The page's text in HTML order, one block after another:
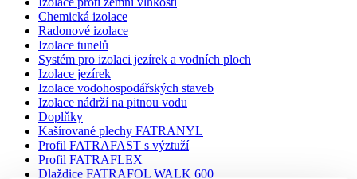
Chemická izolace
Radonové izolace
Izolace tunelů
Systém pro izolaci jezírek a vodních ploch
Izolace jezírek
Izolace vodohospodářských staveb
Izolace nádrží na pitnou vodu
Doplňky
Kašírované plechy FATRANYL
Profil FATRAFAST s výztuží
Profil FATRAFLEX
Dlaždice FATRAFOL WALK 600